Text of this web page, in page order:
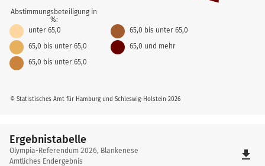
© Statistisches Amt für Hamburg und Schleswig-Holstein 2026
Abstimmungsbeteiligung in
%:
unter 65,0
65,0 bis unter 65,0
65,0 bis unter 65,0
65,0 bis unter 65,0
65,0 und mehr
Ergebnistabelle
Ergebnistabelle
Olympia-Referendum 2026, Blankenese
Amtliches Endergebnis
file_download